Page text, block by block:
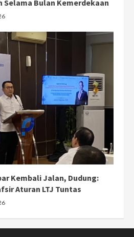
Selama Bulan Kemerdekaan
Kembali Jalan, Dudung:
Aturan LTJ Tuntas